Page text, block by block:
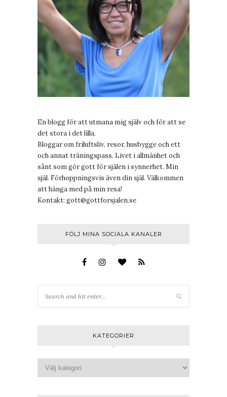
En blogg för att utmana mig själv och för att se
det stora i det lilla.
Bloggar om friluftsliv, resor, husbygge och ett
och annat träningspass. Livet i allmänhet och
sånt som gör gott för själen i synnerhet. Min
själ. Förhoppningsvis även din själ. Välkommen
att hänga med på min resa!
Kontakt: gott@gottforsjalen.se
FÖLJ MINA SOCIALA KANALER
KATEGORIER